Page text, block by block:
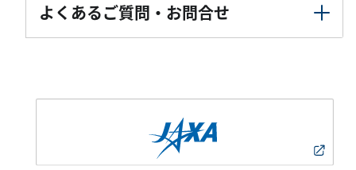
よくあるご質問・お問合せ